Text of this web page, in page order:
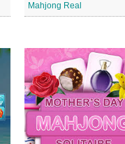
Mahjong Real